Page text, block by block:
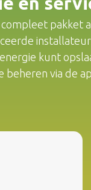
pakket
kunt
via de